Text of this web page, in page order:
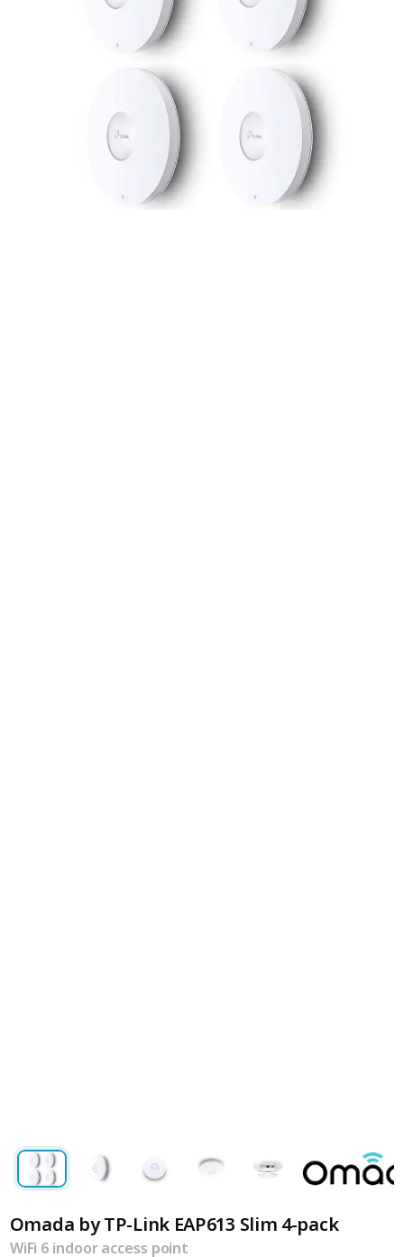
Omada by TP-Link EAP613 Slim 4-pack
WiFi 6 indoor access point